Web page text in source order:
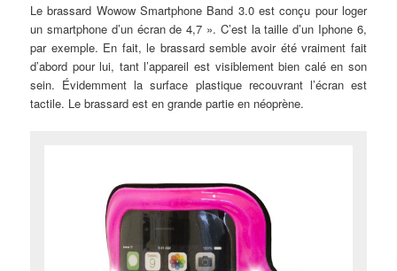
Le brassard Wowow Smartphone Band 3.0 est conçu pour loger
un smartphone d’un écran de 4,7 ». C’est la taille d’un Iphone 6,
par exemple. En fait, le brassard semble avoir été vraiment fait
d’abord pour lui, tant l’appareil est visiblement bien calé en son
sein. Évidemment la surface plastique recouvrant l’écran est
tactile. Le brassard est en grande partie en néoprène.